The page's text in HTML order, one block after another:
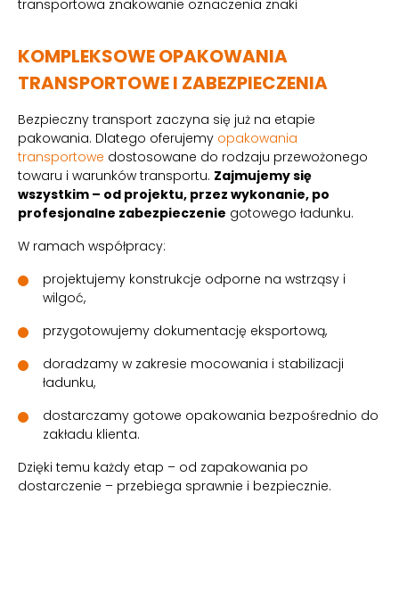
KOMPLEKSOWE OPAKOWANIA
TRANSPORTOWE I ZABEZPIECZENIA
Bezpieczny transport zaczyna się już na etapie
pakowania. Dlatego oferujemy opakowania
transportowe dostosowane do rodzaju przewożonego
towaru i warunków transportu. Zajmujemy się
wszystkim – od projektu, przez wykonanie, po
profesjonalne zabezpieczenie gotowego ładunku.
W ramach współpracy:
projektujemy konstrukcje odporne na wstrząsy i
wilgoć,
przygotowujemy dokumentację eksportową,
doradzamy w zakresie mocowania i stabilizacji
ładunku,
dostarczamy gotowe opakowania bezpośrednio do
zakładu klienta.
Dzięki temu każdy etap – od zapakowania po
dostarczenie – przebiega sprawnie i bezpiecznie.